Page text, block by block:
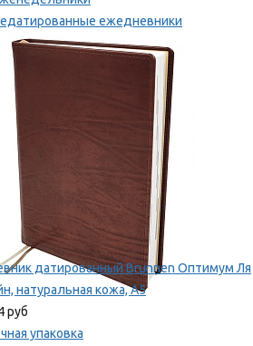
ежедневники
Планинги
датированный Brunnen Оптимум Ля
натуральная кожа, А5
руб
упаковка